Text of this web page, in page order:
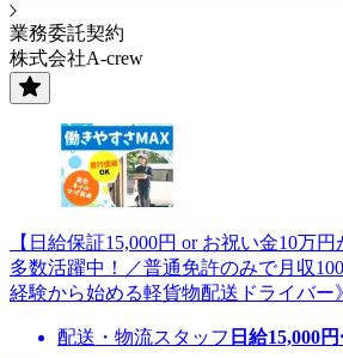
業務委託契約
株式会社A-crew
【日給保証15,000円 or お祝い金10万
多数活躍中！／普通免許のみで月収
経験から始める軽貨物配送ドライバー》
配送・物流スタッフ 日給15,000